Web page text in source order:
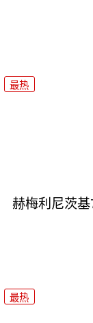
最热
赫梅利尼茨
最热